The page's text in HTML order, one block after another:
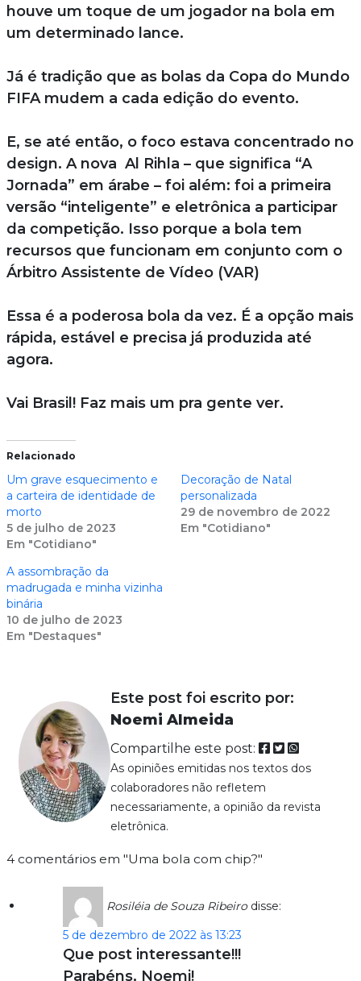
houve um toque de um jogador na bola em
um determinado lance.
Já é tradição que as bolas da Copa do Mundo
FIFA mudem a cada edição do evento.
E, se até então, o foco estava concentrado no
design. A nova Al Rihla – que significa “A
Jornada” em árabe – foi além: foi a primeira
versão “inteligente” e eletrônica a participar
da competição. Isso porque a bola tem
recursos que funcionam em conjunto com o
Árbitro Assistente de Vídeo (VAR)
Essa é a poderosa bola da vez. É a opção mais
rápida, estável e precisa já produzida até
agora.
Vai Brasil! Faz mais um pra gente ver.
Relacionado
Um grave esquecimento e
a carteira de identidade de
morto
5 de julho de 2023
Em "Cotidiano"
Decoração de Natal
personalizada
29 de novembro de 2022
Em "Cotidiano"
A assombração da
madrugada e minha vizinha
binária
10 de julho de 2023
Em "Destaques"
Este post foi escrito por:
Noemi Almeida
Compartilhe este post:
As opiniões emitidas nos textos dos
colaboradores não refletem
necessariamente, a opinião da revista
eletrônica.
4 comentários em "Uma bola com chip?"
Rosiléia de Souza Ribeiro disse:
5 de dezembro de 2022 às 13:23
Que post interessante!!!
Parabéns, Noemi!